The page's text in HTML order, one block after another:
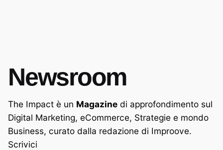
Newsroom
The Impact è un Magazine di approfondimento sul
Digital Marketing, eCommerce, Strategie e mondo
Business, curato dalla redazione di Improove.
Scrivici